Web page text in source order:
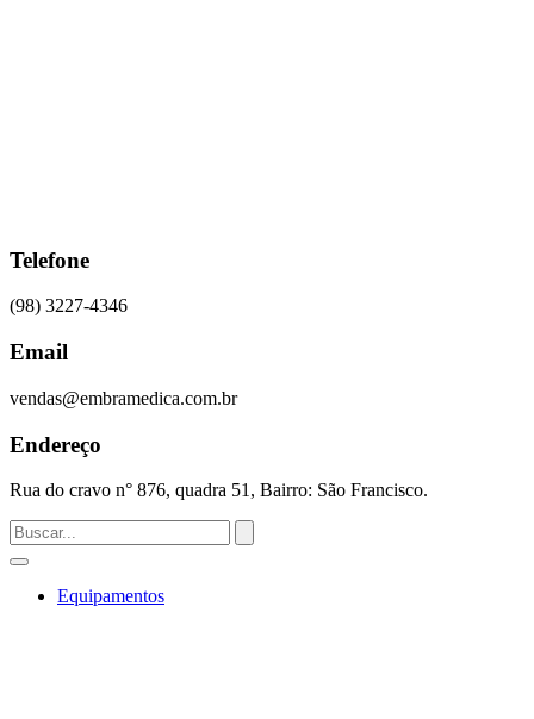
Telefone
(98) 3227-4346
Email
vendas@embramedica.com.br
Endereço
Rua do cravo n° 876, quadra 51, Bairro: São Francisco.
Equipamentos